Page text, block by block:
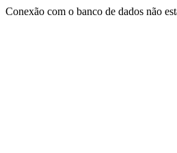
Conexão com o banco de dados não